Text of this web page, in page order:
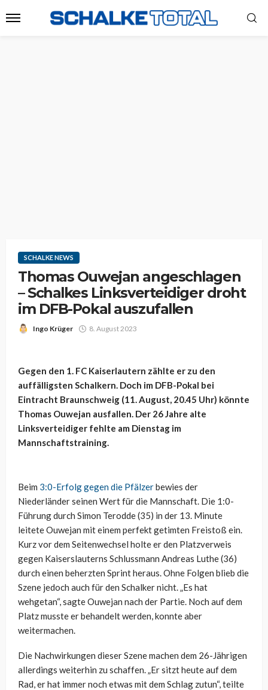
SCHALKE NEWS
Thomas Ouwejan angeschlagen
– Schalkes Linksverteidiger droht
im DFB-Pokal auszufallen
Ingo Krüger 8. August 2023
Gegen den 1. FC Kaiserlautern zählte er zu den
auffälligsten Schalkern. Doch im DFB-Pokal bei
Eintracht Braunschweig (11. August, 20.45 Uhr) könnte
Thomas Ouwejan ausfallen. Der 26 Jahre alte
Linksverteidiger fehlte am Dienstag im
Mannschaftstraining.
Beim 3:0-Erfolg gegen die Pfälzerbewies der
Niederländer seinen Wert für die Mannschaft. Die 1:0-
Führung durch Simon Terodde (35) in der 13. Minute
leitete Ouwejan mit einem perfekt getimten Freistoß ein.
Kurz vor dem Seitenwechsel holte er den Platzverweis
gegen Kaiserslauterns Schlussmann Andreas Luthe (36)
durch einen beherzten Sprint heraus. Ohne Folgen blieb die
Szene jedoch auch für den Schalker nicht. „Es hat
wehgetan“, sagte Ouwejan nach der Partie. Noch auf dem
Platz musste er behandelt werden, konnte aber
weitermachen.
Die Nachwirkungen dieser Szene machen dem 26-Jährigen
allerdings weiterhin zu schaffen. „Er sitzt heute auf dem
Rad, er hat immer noch etwas mit dem Schlag zutun“, teilte